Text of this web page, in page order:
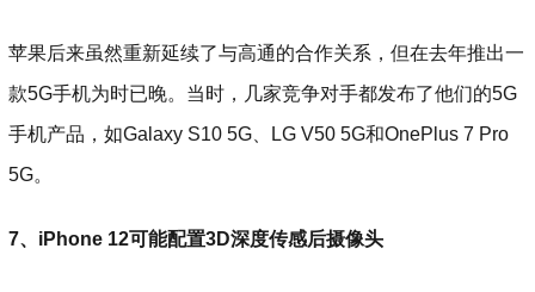
苹果后来虽然重新延续了与高通的合作关系，但在去年推出一
款5G手机为时已晚。当时，几家竞争对手都发布了他们的5G
手机产品，如Galaxy S10 5G、LG V50 5G和OnePlus 7 Pro
5G。
7、iPhone 12可能配置3D深度传感后摄像头